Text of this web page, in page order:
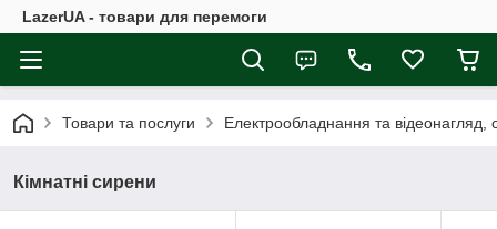
LazerUA - товари для перемоги
Товари та послуги Електрообладнання та відеонагляд,
Кімнатні сирени